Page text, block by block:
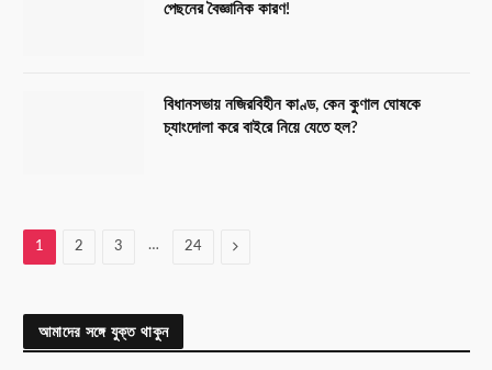
পেছনের বৈজ্ঞানিক কারণ!
বিধানসভায় নজিরবিহীন কাণ্ড, কেন কুণাল ঘোষকে
চ্যাংদোলা করে বাইরে নিয়ে যেতে হল?
1 2 3 … 24 Next
আমাদের সঙ্গে যুক্ত থাকুন